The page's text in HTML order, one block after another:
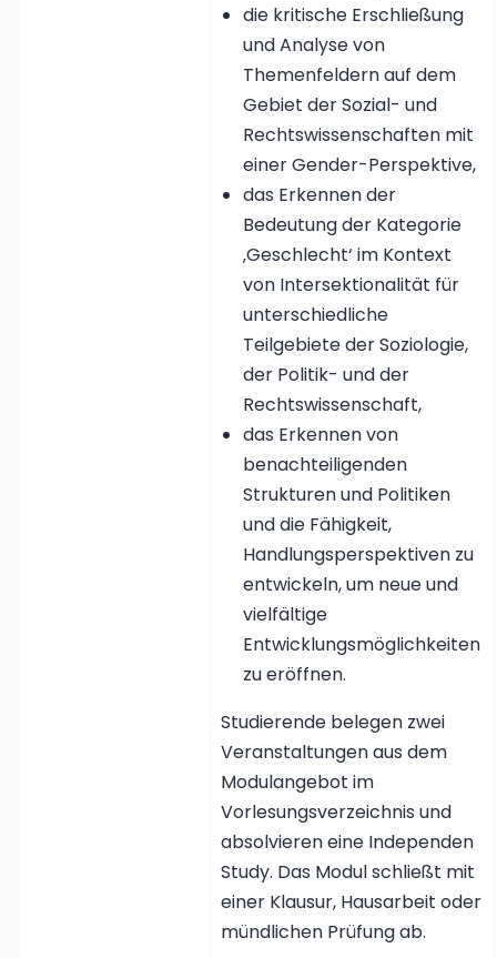
die kritische Erschließung
und Analyse von
Themenfeldern auf dem
Gebiet der Sozial- und
Rechtswissenschaften mit
einer Gender-Perspektive,
das Erkennen der
Bedeutung der Kategorie
‚Geschlecht‘ im Kontext
von Intersektionalität für
unterschiedliche
Teilgebiete der Soziologie,
der Politik- und der
Rechtswissenschaft,
das Erkennen von
benachteiligenden
Strukturen und Politiken
und die Fähigkeit,
Handlungsperspektiven zu
entwickeln, um neue und
vielfältige
Entwicklungsmöglichkeiten
zu eröffnen.
Studierende belegen zwei
Veranstaltungen aus dem
Modulangebot im
Vorlesungsverzeichnis und
absolvieren eine Independen
Study. Das Modul schließt mit
einer Klausur, Hausarbeit oder
mündlichen Prüfung ab.